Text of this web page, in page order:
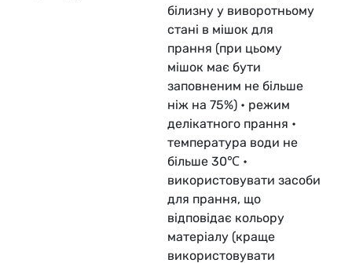
білизну у виворотньому
стані в мішок для
прання (при цьому
мішок має бути
заповненим не більше
ніж на 75%) • режим
делікатного прання •
температура води не
більше 30℃ •
використовувати засоби
для прання, що
відповідає кольору
матеріалу (краще
використовувати